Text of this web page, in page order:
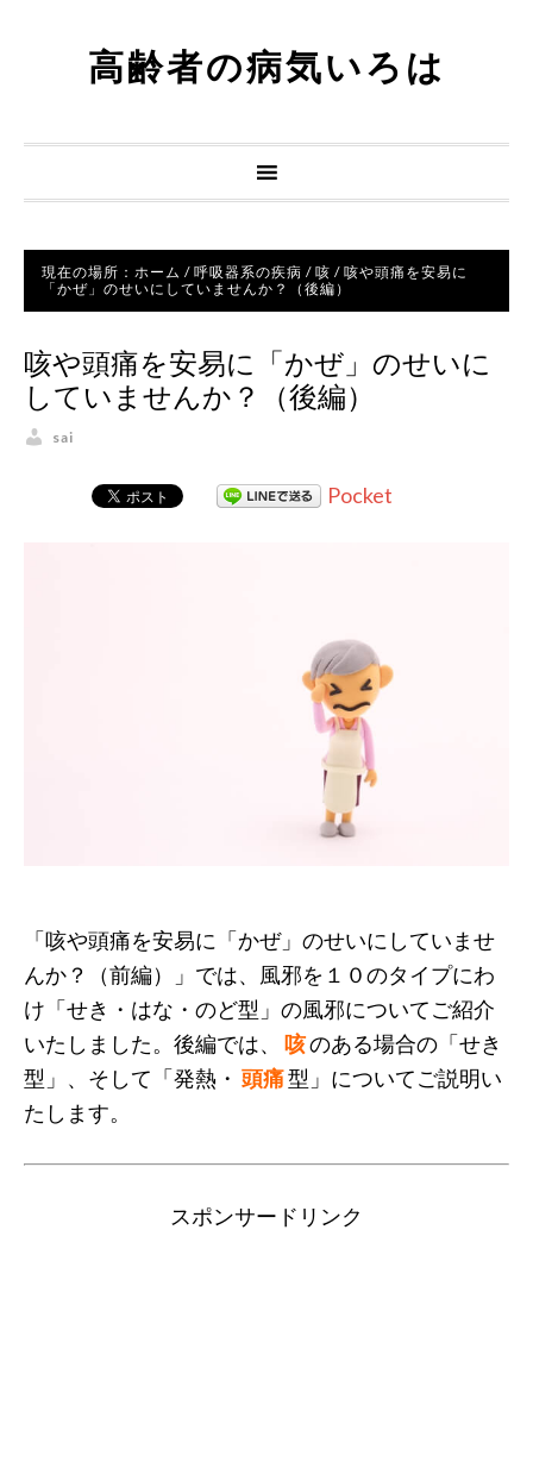
高齢者の病気いろは
現在の場所： ホーム / 呼吸器系の疾病 / 咳 / 咳や頭痛を安易に
「かぜ」のせいにしていませんか？（後編）
咳や頭痛を安易に「かぜ」のせいに
していませんか？（後編）
sai
Pocket
「咳や頭痛を安易に「かぜ」のせいにしていませ
んか？（前編）」では、風邪を１０のタイプにわ
け「せき・はな・のど型」の風邪についてご紹介
いたしました。後編では、 咳のある場合の「せき
型」、そして「発熱・ 頭痛型」についてご説明い
たします。
スポンサードリンク